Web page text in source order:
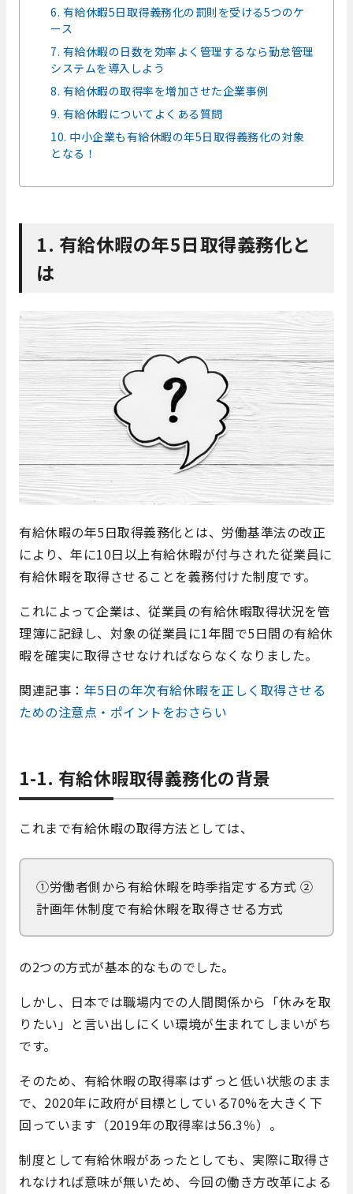
6. 有給休暇5日取得義務化の罰則を受ける5つのケ
ース
7. 有給休暇の日数を効率よく管理するなら勤怠管理
システムを導入しよう
8. 有給休暇の取得率を増加させた企業事例
9. 有給休暇についてよくある質問
10. 中小企業も有給休暇の年5日取得義務化の対象
となる！
1. 有給休暇の年5日取得義務化と
は
有給休暇の年5日取得義務化とは、労働基準法の改正
により、年に10日以上有給休暇が付与された従業員に
有給休暇を取得させることを義務付けた制度です。
これによって企業は、従業員の有給休暇取得状況を管
理簿に記録し、対象の従業員に1年間で5日間の有給休
暇を確実に取得させなければならなくなりました。
関連記事： 年5日の年次有給休暇を正しく取得させる
ための注意点・ポイントをおさらい
1-1. 有給休暇取得義務化の背景
これまで有給休暇の取得方法としては、
①労働者側から有給休暇を時季指定する方式 ②
計画年休制度で有給休暇を取得させる方式
の2つの方式が基本的なものでした。
しかし、日本では職場内での人間関係から「休みを取
りたい」と言い出しにくい環境が生まれてしまいがち
です。
そのため、有給休暇の取得率はずっと低い状態のまま
で、2020年に政府が目標としている70%を大きく下
回っています（2019年の取得率は56.3％）。
制度として有給休暇があったとしても、実際に取得さ
れなければ意味が無いため、今回の働き方改革による